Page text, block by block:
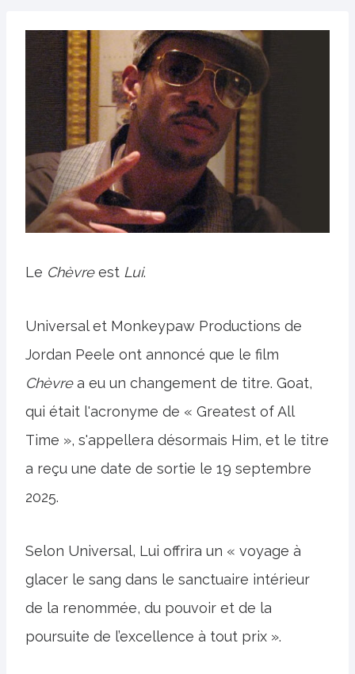
Le Chèvreest Lui.
Universal et Monkeypaw Productions de
Jordan Peele ont annoncé que le film
Chèvrea eu un changement de titre. Goat,
qui était l'acronyme de « Greatest of All
Time », s'appellera désormais Him, et le titre
a reçu une date de sortie le 19 septembre
2025.
Selon Universal, Lui offrira un « voyage à
glacer le sang dans le sanctuaire intérieur
de la renommée, du pouvoir et de la
poursuite de l’excellence à tout prix ».